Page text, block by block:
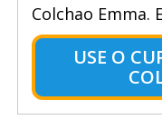
Colchao Emma.
USE O